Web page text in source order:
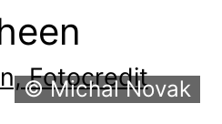
© Michal Novak